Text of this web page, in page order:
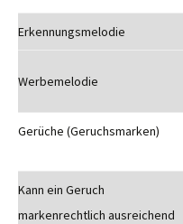
Erkennungsmelodie
Werbemelodie
Gerüche (Geruchsmarken)
Kann ein Geruch
markenrechtlich ausreichend